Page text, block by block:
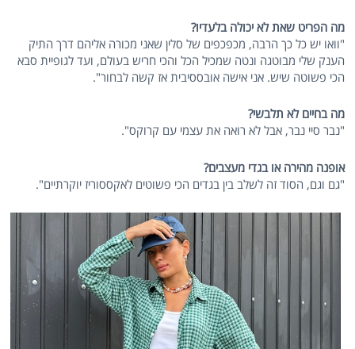
מה הפריט שאת לא יכולה בלעדיו?
"וואו יש כל כך הרבה, מכפכפים של סלין שאני מכורה אליהם דרך התיק
הענק שלי מבוטגה ונטה שמכיל הכל והכי חריש בעולם, ועד לגופיית סבא
הכי פשוטה שיש. אני אישה אובססיבית אז קשה לבחור".
מה בחיים לא תלבשי?
"נבר סיי נבר, אבל לא רואה את עצמי עם קרוקס".
אופנה מהירה או בגדי מעצבים?
"גם וגם, הסוד זה לשלב בין בגדים הכי פשוטים לאקססוריז יוקרתיים".